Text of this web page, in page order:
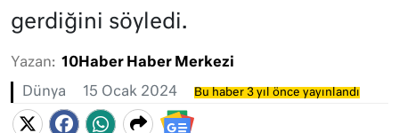
gerdiğini söyledi.
Yazan: 10Haber Haber Merkezi
Dünya 15 Ocak 2024 Bu haber 3 yıl önce yayınlandı